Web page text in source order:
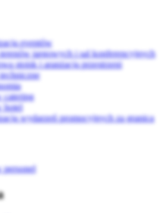
eventów
terenów targowych i sal konferencyjnych
stoisk i aranżacja przestrzeni
catering
hotel
wydarzeń promocyjnych za granicą
personel